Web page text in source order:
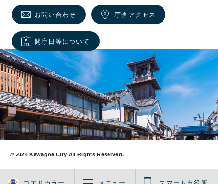
お問い合わせ 庁舎アクセス
開庁日等について
© 2024 Kawagoe City All Rights Reserved.